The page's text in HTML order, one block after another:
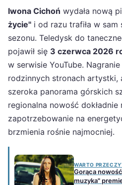
Iwona Cichoń wydała nową
życie" i od razu trafiła w
sezonu. Teledysk do
pojawił się 3 czerwca 2026
w serwisie YouTube.
rodzinnych stronach artystki,
szeroka panorama górskich
regionalna nowość
zapotrzebowanie na
brzmienia rośnie najmocniej.
WARTO
Gorąca
muzyka"